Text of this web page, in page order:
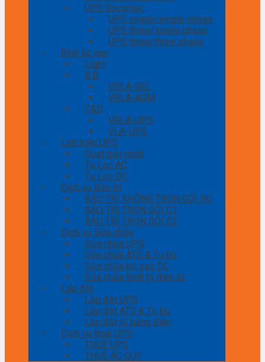
UPS Socomec
UPS single/single-phase
UPS three/single phase
UPS three/three phase
Bình ắc quy
Light
B.B
VRLA-GEL
VRLA-AGM
C&D
VRLA-UPS
VLA-UPS
Linh kiện UPS
Quạt giải nhiệt
Tụ Lọc AC
Tụ Lọc DC
Dịch vụ Bảo trì
BẢO TRÌ KHÔNG TRỌN GÓI NC
BẢO TRÌ TRỌN GÓI C1
BẢO TRÌ TRỌN GÓI C2
Dịch vụ Sửa chữa
Sửa chữa UPS
Sửa chữa ATS & Tụ bù
Sửa chữa bộ sạc DC
Sửa chữa thiết bị điện tử
Lắp đặt
Lắp đặt UPS
Lắp đặt ATS & Tụ bù
Lắp đặt tủ bảng điện
Dịch vụ thuê UPS
THUÊ UPS
THUÊ ẮC QUY